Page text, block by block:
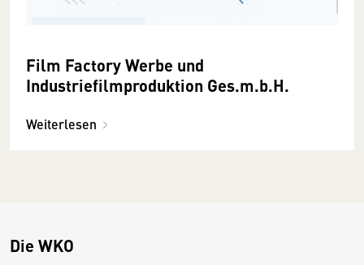
Film Factory Werbe und
Industriefilmproduktion Ges.m.b.H.
Weiterlesen
Die WKO